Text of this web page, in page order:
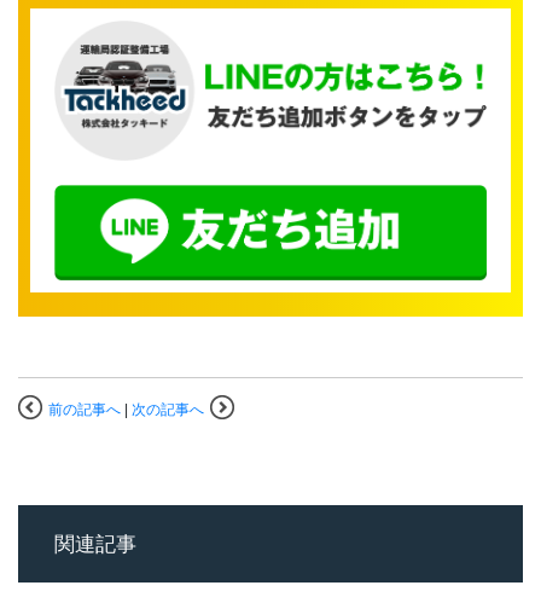
前の記事へ 次の記事へ
関連記事